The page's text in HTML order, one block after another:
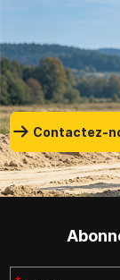
des dizaines de
travail pour
valeur d'une
Contactez-